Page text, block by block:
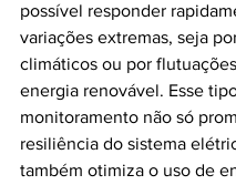
possível responder
variações extremas, seja
climáticos ou por
energia renovável. Esse
monitoramento não só
resiliência do sistema
também otimiza o uso de